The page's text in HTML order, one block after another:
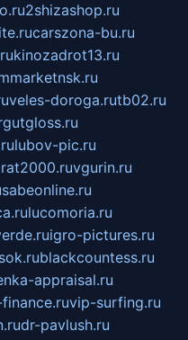
2shizashop.ru
carszona-bu.ru
kinozadrot13.ru
veles-doroga.rutb02.ru
lubov-pic.ru
vgurin.ru
sabeonline.ru
lucomoria.ru
igro-pictures.ru
blackcountess.ru
appraisal.ru
vip-surfing.ru
dr-pavlush.ru